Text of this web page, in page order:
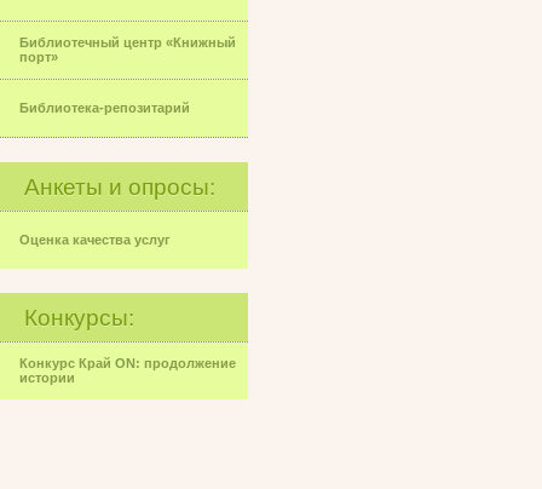
Библиотечный центр «Книжный
порт»
Библиотека-репозитарий
Анкеты и опросы:
Оценка качества услуг
Конкурсы:
Конкурс Край ON: продолжение
истории